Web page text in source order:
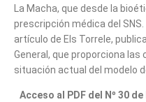
La Macha, que desde la
prescripción médica del
artículo de Els Torrele,
General, que proporciona
situación actual del modelo
Acceso al PDF del Nº 30